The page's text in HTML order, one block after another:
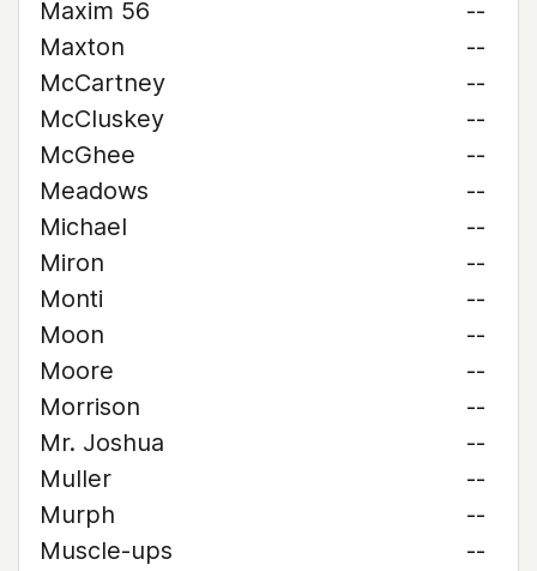
Maxim 56
--
Maxton
--
McCartney
--
McCluskey
--
McGhee
--
Meadows
--
Michael
--
Miron
--
Monti
--
Moon
--
Moore
--
Morrison
--
Mr. Joshua
--
Muller
--
Murph
--
Muscle-ups
--